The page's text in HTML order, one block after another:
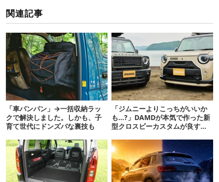
関連記事
「車パンパン」→一括収納ラッ
クで解決しました。しかも、子
育て世代にドンズバな裏技も
「ジムニーよりこっちがいいか
も…?」DAMDが本気で作った新
型クロスビーカスタムが良すぎ